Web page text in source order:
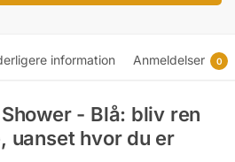
information Anmeldelser 0
- Blå: bliv ren
uanset hvor du er